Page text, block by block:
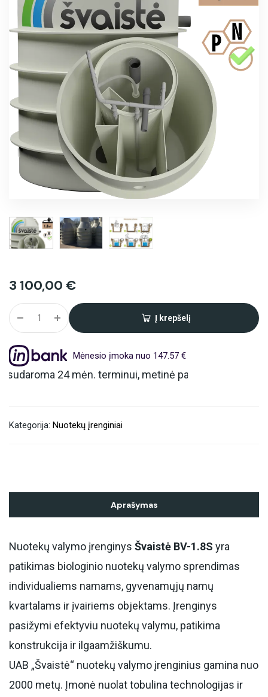
3 100,00 €
Į krepšelį
Alternative:
Mėnesio įmoka nuo 147.57 €
terminui, metinė palūkanų norma – 6.9%,
Kategorija: Nuotekų įrenginiai
Aprašymas
Nuotekų valymo įrenginys Švaistė BV-1.8S yra
patikimas biologinio nuotekų valymo sprendimas
individualiems namams, gyvenamųjų namų
kvartalams ir įvairiems objektams. Įrenginys
pasižymi efektyviu nuotekų valymu, patikima
konstrukcija ir ilgaamžiškumu.
UAB „Švaistė“ nuotekų valymo įrenginius gamina nuo
2000 metų. Įmonė nuolat tobulina technologijas ir